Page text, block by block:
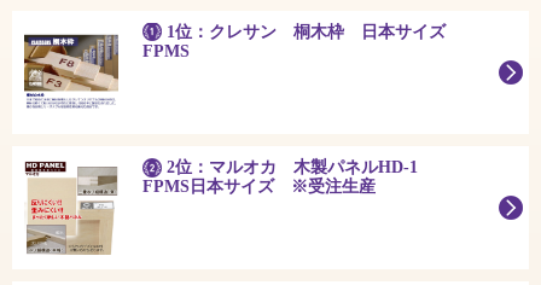
1位：クレサン 桐木枠 日本サイズ
FPMS
2位：マルオカ 木製パネルHD-1
FPMS日本サイズ ※受注生産